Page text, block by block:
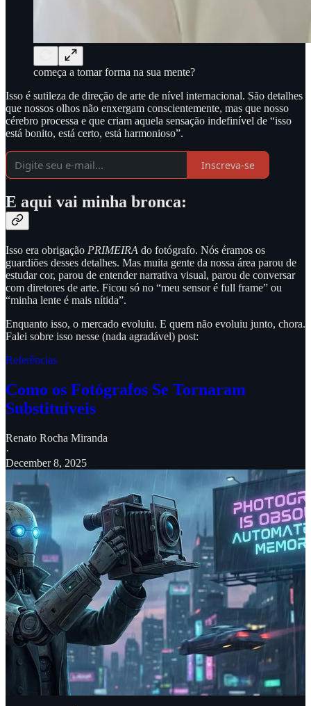
começa a tomar forma na sua mente?
Isso é sutileza de direção de arte de nível internacional. São detalhes
que nossos olhos não enxergam conscientemente, mas que nosso
cérebro processa e que criam aquela sensação indefinível de “isso
está bonito, está certo, está harmonioso”.
Inscreva-se
E aqui vai minha bronca:
Isso era obrigação PRIMEIRA do fotógrafo. Nós éramos os
guardiões desses detalhes. Mas muita gente da nossa área parou de
estudar cor, parou de entender narrativa visual, parou de conversar
com diretores de arte. Ficou só no “meu sensor é full frame” ou
“minha lente é mais nítida”.
Enquanto isso, o mercado evoluiu. E quem não evoluiu junto, chora.
Falei sobre isso nesse (nada agradável) post:
Referências
Como os Fotógrafos Se Tornaram
Substituíveis
Renato Rocha Miranda
·
December 8, 2025